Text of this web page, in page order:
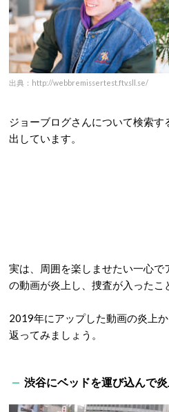
出典：http://webbremissertest.ftv.sll.se/
ジョーブログさんについて検索
出しています。
実は、周囲を楽しませたい一心で
の動画が炎上し、捜査が入ったこ
2019年にアップした動画の炎上
返ってみましょう。
渋谷にベッドを運び込んで